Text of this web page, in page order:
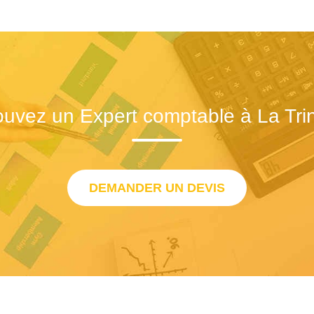
un Expert comptable à La
DEMANDER UN DEVIS